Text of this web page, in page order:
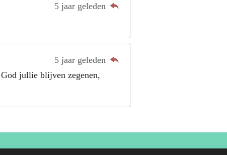
5 jaar geleden
5 jaar geleden
jullie blijven zegenen,